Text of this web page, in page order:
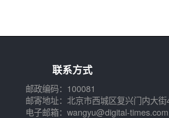
联系方式
邮政编码：100081
邮寄地址：北京市西城区复兴门内大
电子邮箱：wangyu@digital-